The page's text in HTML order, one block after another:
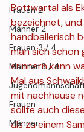
Frauen 2
Männer 2
Frauen 3 / 4
Männer 3 / 4
Frauen
Männer
Bottwartal als
bezeichnet,
handballerisch
man sich schon
erinnern kann
Mal aus
mit nachhause
sollte auch
als zu einem